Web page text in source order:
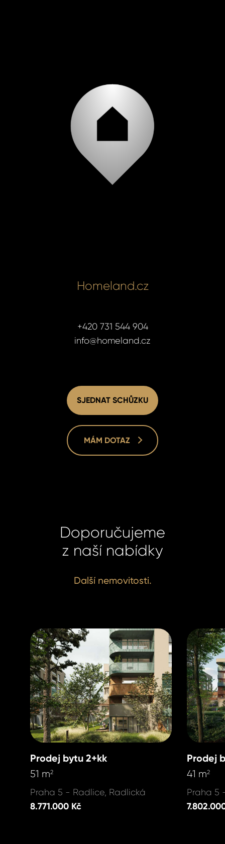
Homeland.cz
+420 731 544 904
info@homeland.cz
SJEDNAT SCHŮZKU
MÁM DOTAZ
Doporučujeme
z naší nabídky
Další nemovitosti.
Prodej bytu 2+kk
51 m2
Praha 5 - Radlice, Radlická
8.771.000 Kč
Prodej
41 m2
Praha 5